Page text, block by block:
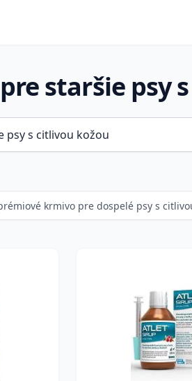
staršie psy
krmivo pre dospelé psy s